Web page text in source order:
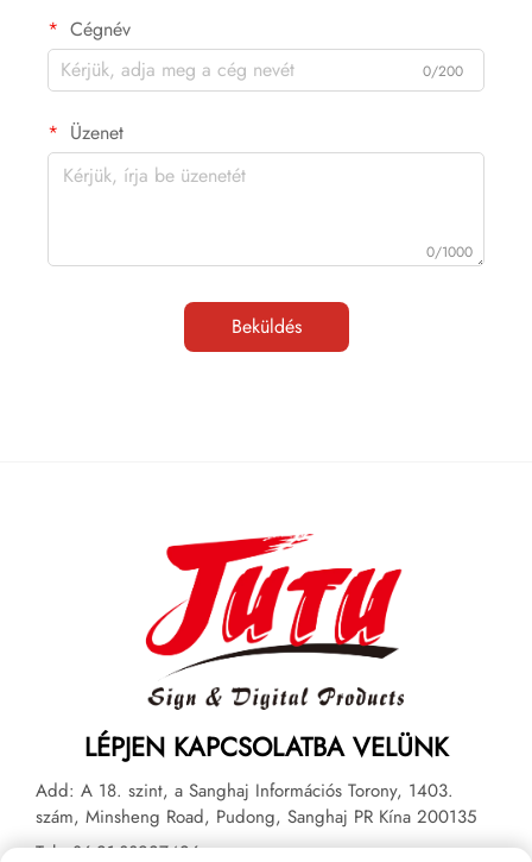
Cégnév
0/200
Üzenet
0/1000
Beküldés
LÉPJEN KAPCSOLATBA VELÜNK
Add: A 18. szint, a Sanghaj Információs Torony, 1403.
szám, Minsheng Road, Pudong, Sanghaj PR Kína 200135
Tel:+86-21-33927426